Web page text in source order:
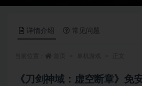
详情介绍 常见问题
《刀剑神域：虚空断章》免